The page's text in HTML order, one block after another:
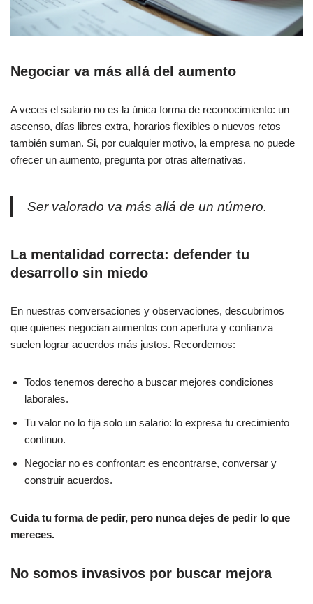
Negociar va más allá del aumento
A veces el salario no es la única forma de reconocimiento: un
ascenso, días libres extra, horarios flexibles o nuevos retos
también suman. Si, por cualquier motivo, la empresa no puede
ofrecer un aumento, pregunta por otras alternativas.
Ser valorado va más allá de un número.
La mentalidad correcta: defender tu
desarrollo sin miedo
En nuestras conversaciones y observaciones, descubrimos
que quienes negocian aumentos con apertura y confianza
suelen lograr acuerdos más justos. Recordemos:
Todos tenemos derecho a buscar mejores condiciones
laborales.
Tu valor no lo fija solo un salario: lo expresa tu crecimiento
continuo.
Negociar no es confrontar: es encontrarse, conversar y
construir acuerdos.
Cuida tu forma de pedir, pero nunca dejes de pedir lo que
mereces.
No somos invasivos por buscar mejora